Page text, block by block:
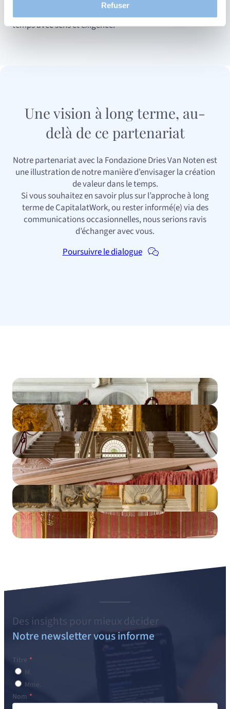
suivre les performances. Partager des informations avec
Refuser
temps avec sens et exigence.
Une vision à long terme, au-
delà de ce partenariat
Notre partenariat avec la Fondazione Dries Van Noten est
une illustration de notre manière d’envisager la création
de valeur dans le temps.
Si vous souhaitez en savoir plus sur l’approche à long
terme de CapitalatWork, ou rester informé(e) via des
communications occasionnelles, nous serions ravis
d’échanger avec vous.
Poursuivre le dialogue
Des insights pour mieux décider
Notre newsletter vous informe
Titre
M.
Mme.
Nom